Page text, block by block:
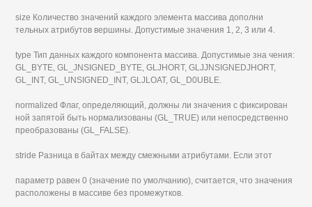
size Количество значений каждого элемента массива дополни
тельных атрибутов вершины. Допустимые значения 1, 2, 3 или 4.
type Тип данных каждого компонента массива. Допустимые зна чения:
GL_BYTE, GL_JNSIGNED_BYTE, GLJHORT, GLJJNSIGNEDJHORT,
GL_INT, GL_UNSIGNED_INT, GLJLOAT, GL_D0UBLE.
normalized Флаг, определяющий, должны ли значения с фиксирован
ной запятой быть нормализованы (GL_TRUE) или непосредственно
преобразованы (GL_FALSE).
stride Разница в байтах между смежными атрибутами. Если этот
параметр равен 0 (значение по умолчанию), считается, что значения
расположены в массиве без промежутков.